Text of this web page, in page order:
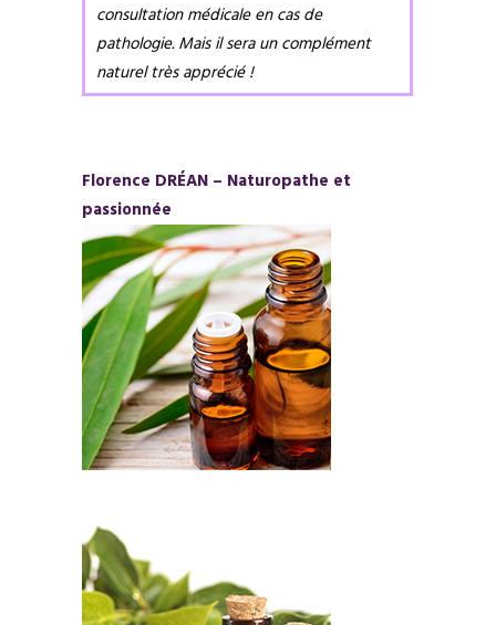
consultation médicale en cas de
pathologie. Mais il sera un complément
naturel très apprécié !
Florence DRÉAN – Naturopathe et
passionnée